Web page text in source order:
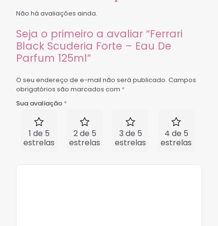
Não há avaliações ainda.
Seja o primeiro a avaliar “Ferrari
Black Scuderia Forte – Eau De
Parfum 125ml”
O seu endereço de e-mail não será publicado. Campos
obrigatórios são marcados com *
Sua avaliação *
1 de 5
estrelas
2 de 5
estrelas
3 de 5
estrelas
4 de 5
estrelas